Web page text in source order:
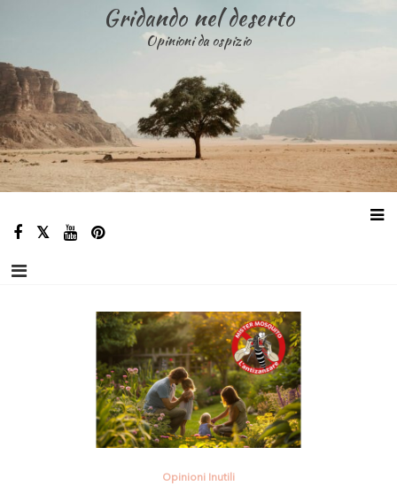
Gridando nel deserto
Opinioni da ospizio
Opinioni Inutili